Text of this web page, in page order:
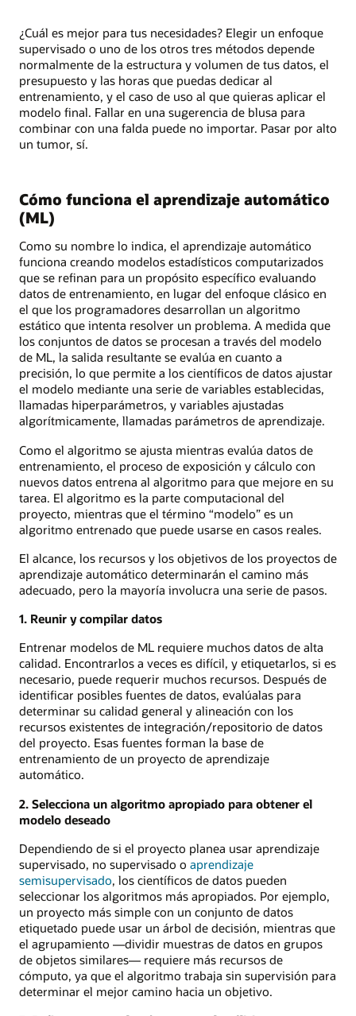
¿Cuál es mejor para tus necesidades? Elegir un enfoque
supervisado o uno de los otros tres métodos depende
normalmente de la estructura y volumen de tus datos, el
presupuesto y las horas que puedas dedicar al
entrenamiento, y el caso de uso al que quieras aplicar el
modelo final. Fallar en una sugerencia de blusa para
combinar con una falda puede no importar. Pasar por alto
un tumor, sí.
Cómo funciona el aprendizaje automático
(ML)
Como su nombre lo indica, el aprendizaje automático
funciona creando modelos estadísticos computarizados
que se refinan para un propósito específico evaluando
datos de entrenamiento, en lugar del enfoque clásico en
el que los programadores desarrollan un algoritmo
estático que intenta resolver un problema. A medida que
los conjuntos de datos se procesan a través del modelo
de ML, la salida resultante se evalúa en cuanto a
precisión, lo que permite a los científicos de datos ajustar
el modelo mediante una serie de variables establecidas,
llamadas hiperparámetros, y variables ajustadas
algorítmicamente, llamadas parámetros de aprendizaje.
Como el algoritmo se ajusta mientras evalúa datos de
entrenamiento, el proceso de exposición y cálculo con
nuevos datos entrena al algoritmo para que mejore en su
tarea. El algoritmo es la parte computacional del
proyecto, mientras que el término “modelo” es un
algoritmo entrenado que puede usarse en casos reales.
El alcance, los recursos y los objetivos de los proyectos de
aprendizaje automático determinarán el camino más
adecuado, pero la mayoría involucra una serie de pasos.
1. Reunir y compilar datos
Entrenar modelos de ML requiere muchos datos de alta
calidad. Encontrarlos a veces es difícil, y etiquetarlos, si es
necesario, puede requerir muchos recursos. Después de
identificar posibles fuentes de datos, evalúalas para
determinar su calidad general y alineación con los
recursos existentes de integración/repositorio de datos
del proyecto. Esas fuentes forman la base de
entrenamiento de un proyecto de aprendizaje
automático.
2. Selecciona un algoritmo apropiado para obtener el
modelo deseado
Dependiendo de si el proyecto planea usar aprendizaje
supervisado, no supervisado o aprendizaje
semisupervisado, los científicos de datos pueden
seleccionar los algoritmos más apropiados. Por ejemplo,
un proyecto más simple con un conjunto de datos
etiquetado puede usar un árbol de decisión, mientras que
el agrupamiento —dividir muestras de datos en grupos
de objetos similares— requiere más recursos de
cómputo, ya que el algoritmo trabaja sin supervisión para
determinar el mejor camino hacia un objetivo.